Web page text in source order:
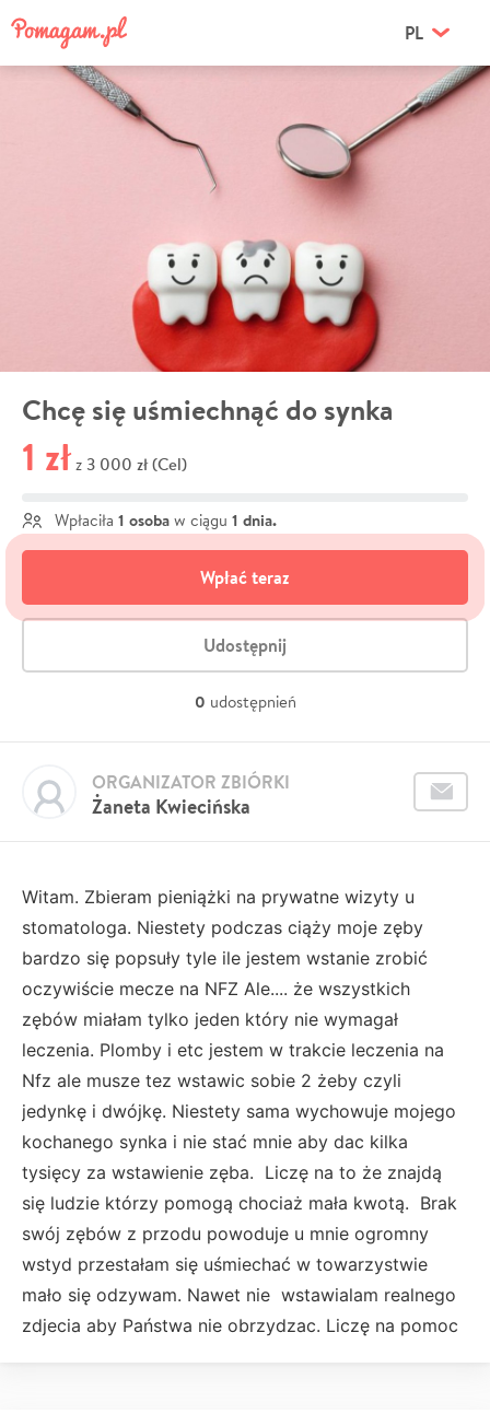
PL
Chcę się uśmiechnąć do synka
1 zł z 3 000 zł (Cel)
Wpłaciła 1 osoba w ciągu 1 dnia.
Wpłać teraz
Udostępnij
0 udostępnień
Żaneta Kwiecińska
ORGANIZATOR ZBIÓRKI
Witam. Zbieram pieniążki na prywatne wizyty u
stomatologa. Niestety podczas ciąży moje zęby
bardzo się popsuły tyle ile jestem wstanie zrobić
oczywiście mecze na NFZ Ale.... że wszystkich
zębów miałam tylko jeden który nie wymagał
leczenia. Plomby i etc jestem w trakcie leczenia na
Nfz ale musze tez wstawic sobie 2 żeby czyli
jedynkę i dwójkę. Niestety sama wychowuje mojego
kochanego synka i nie stać mnie aby dac kilka
tysięcy za wstawienie zęba. Liczę na to że znajdą
się ludzie którzy pomogą chociaż mała kwotą. Brak
swój zębów z przodu powoduje u mnie ogromny
wstyd przestałam się uśmiechać w towarzystwie
mało się odzywam. Nawet nie wstawialam realnego
zdjecia aby Państwa nie obrzydzac. Liczę na pomoc